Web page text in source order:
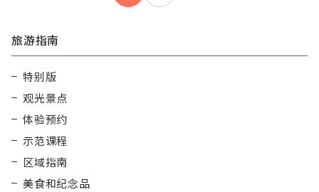
旅游指南
特别版
观光景点
体验预约
示范课程
区域指南
美食和纪念品